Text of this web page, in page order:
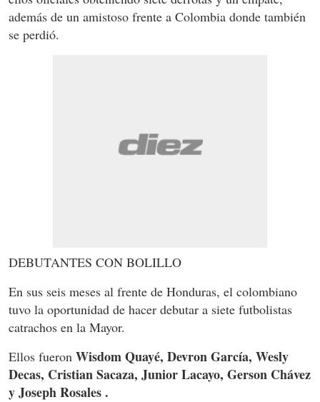
además de un amistoso frente a Colombia donde también
se perdió.
DEBUTANTES CON BOLILLO
En sus seis meses al frente de Honduras, el colombiano
tuvo la oportunidad de hacer debutar a siete futbolistas
catrachos en la Mayor.
Ellos fueron Wisdom Quayé, Devron García, Wesly
Decas, Cristian Sacaza, Junior Lacayo, Gerson Chávez
y Joseph Rosales .